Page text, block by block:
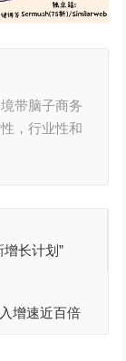
带脑子商务
，行业性和
长计划”
增速近百倍